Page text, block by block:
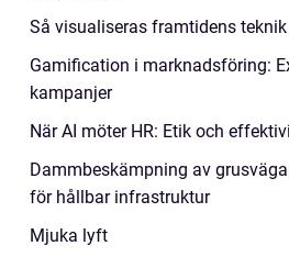
Så visualiseras framtidens
Gamification i marknadsföring:
kampanjer
När AI möter HR: Etik och
Dammbeskämpning av
för hållbar infrastruktur
Mjuka lyft